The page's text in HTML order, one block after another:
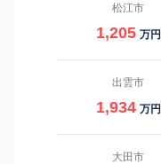
松江市
1,205 万円
出雲市
1,934 万円
大田市